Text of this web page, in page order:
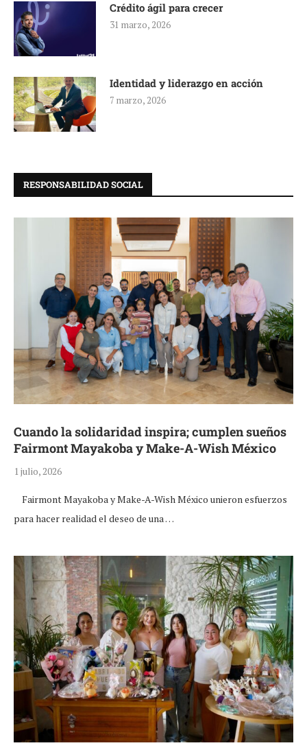
Crédito ágil para crecer
31 marzo, 2026
Identidad y liderazgo en acción
7 marzo, 2026
RESPONSABILIDAD SOCIAL
Cuando la solidaridad inspira; cumplen sueños
Fairmont Mayakoba y Make-A-Wish México
1 julio, 2026
Fairmont Mayakoba y Make-A-Wish México unieron esfuerzos
para hacer realidad el deseo de una …